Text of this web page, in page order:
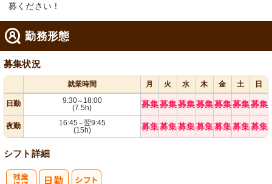
募ください！
勤務形態
募集状況
就業時間 月 火 水 木 金 土 日
日勤 9:30～ 18:00
(7.5h)
募集募集募集募集募集募集募集
夜勤 16:45 ～翌9:45
(15h)
募集募集募集募集募集募集募集
シフト詳細